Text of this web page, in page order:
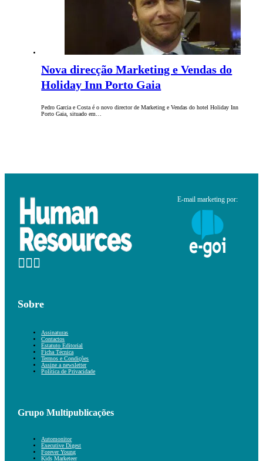
Nova direcção Marketing e Vendas do
Holiday Inn Porto Gaia
Pedro Garcia e Costa é o novo director de Marketing e Vendas do hotel Holiday Inn
Porto Gaia, situado em…
E-mail marketing por:
Sobre
Assinaturas
Contactos
Estatuto Editorial
Ficha Técnica
Termos e Condições
Assine a newsletter
Política de Privacidade
Grupo Multipublicações
Automonitor
Executive Digest
Forever Young
Kids Marketeer